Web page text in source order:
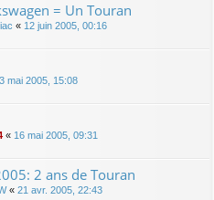
= Un Touran
« 12 juin 2005, 00:16
mai 2005, 15:08
« 16 mai 2005, 09:31
2 ans de Touran
« 21 avr. 2005, 22:43